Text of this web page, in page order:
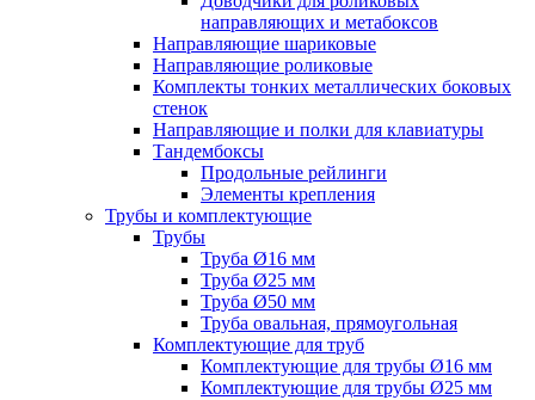
направляющих и метабоксов
Направляющие шариковые
Направляющие роликовые
Комплекты тонких металлических боковых
стенок
Направляющие и полки для клавиатуры
Тандембоксы
Продольные рейлинги
Элементы крепления
Трубы и комплектующие
Трубы
Труба Ø16 мм
Труба Ø25 мм
Труба Ø50 мм
Труба овальная, прямоугольная
Комплектующие для труб
Комплектующие для трубы Ø16 мм
Комплектующие для трубы Ø25 мм